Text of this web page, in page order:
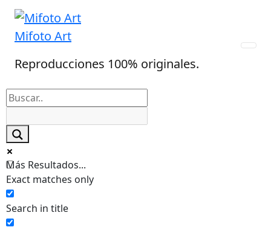
Skip
content
Mifoto Art
Reproducciones 100% originales.
Más Resultados...
Exact matches only
Search in title